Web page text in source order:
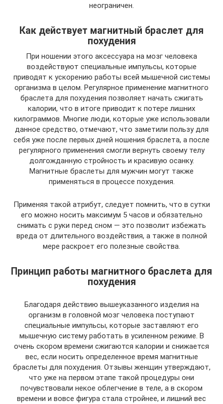
неограничен.
Как действует магнитный браслет для
похудения
При ношении этого аксессуара на мозг человека
воздействуют специальные импульсы, которые
приводят к ускорению работы всей мышечной системы
организма в целом. Регулярное применение магнитного
браслета для похудения позволяет начать сжигать
калории, что в итоге приводит к потере лишних
килограммов. Многие люди, которые уже использовали
данное средство, отмечают, что заметили пользу для
себя уже после первых дней ношения браслета, а после
регулярного применения смогли вернуть своему телу
долгожданную стройность и красивую осанку.
Магнитные браслеты для мужчин могут также
применяться в процессе похудения.
Применяя такой атрибут, следует помнить, что в сутки
его можно носить максимум 5 часов и обязательно
снимать с руки перед сном — это позволит избежать
вреда от длительного воздействия, а также в полной
мере раскроет его полезные свойства.
Принцип работы магнитного браслета для
похудения
Благодаря действию вышеуказанного изделия на
организм в головной мозг человека поступают
специальные импульсы, которые заставляют его
мышечную систему работать в усиленном режиме. В
очень скором времени сжигаются калории и снижается
вес, если носить определенное время магнитные
браслеты для похудения. Отзывы женщин утверждают,
что уже на первом этапе такой процедуры они
почувствовали некое облегчение в теле, а в скором
времени и вовсе фигура стала стройнее, и лишний вес